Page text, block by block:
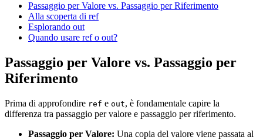
Passaggio per Valore vs. Passaggio per Riferimento
Alla scoperta di ref
Esplorando out
Quando usare ref o out?
Passaggio per Valore vs. Passaggio per
Riferimento
Prima di approfondire ref e out, è fondamentale capire la
differenza tra passaggio per valore e passaggio per riferimento.
Passaggio per Valore: Una copia del valore viene passata al